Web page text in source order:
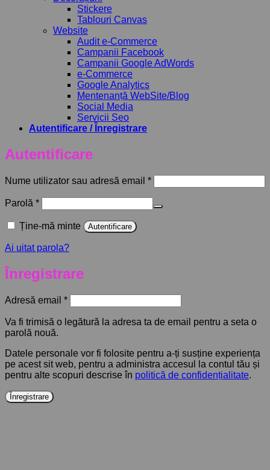
Stickere
Tablouri Canvas
Website
Audit e-Commerce
Campanii Facebook
Campanii Google AdWords
e-Commerce
Google Analytics
Mentenanță WebSite/Blog
Social Media
Servicii Seo
Autentificare / Înregistrare
Autentificare
Nume utilizator sau adresă email *Obligatoriu
Parolă *Obligatoriu
Ține-mă minte Autentificare
Ai uitat parola?
Înregistrare
Adresă email *Obligatoriu
Va fi trimisă o legătură la adresa ta de email pentru a seta o
parolă nouă.
Datele personale vor fi folosite pentru a-ți susține experiența
pe acest sit web, pentru a administra accesul la contul tău și
pentru alte scopuri descrise în politică de confidențialitate.
Înregistrare